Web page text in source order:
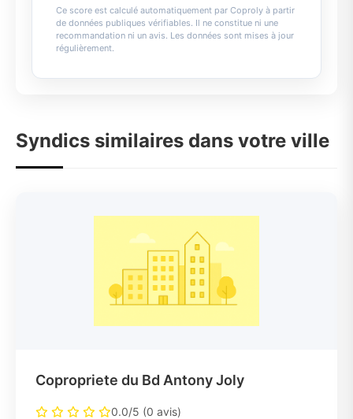
Ce score est calculé automatiquement par Coproly à partir
de données publiques vérifiables. Il ne constitue ni une
recommandation ni un avis. Les données sont mises à jour
régulièrement.
Syndics similaires dans votre ville
Copropriete du Bd Antony Joly
0.0/5 (0 avis)